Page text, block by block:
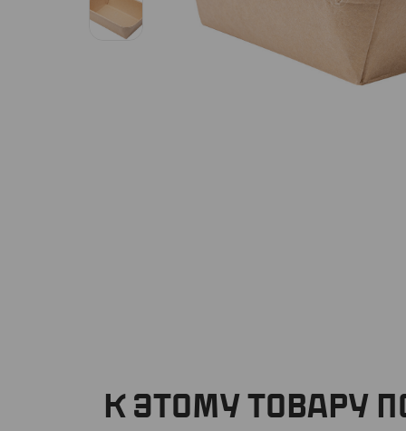
К ЭТОМУ ТОВАРУ